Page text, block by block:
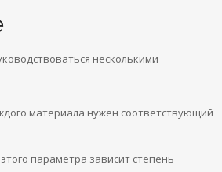
несколькими
материала нужен соответствующий
параметра зависит степень